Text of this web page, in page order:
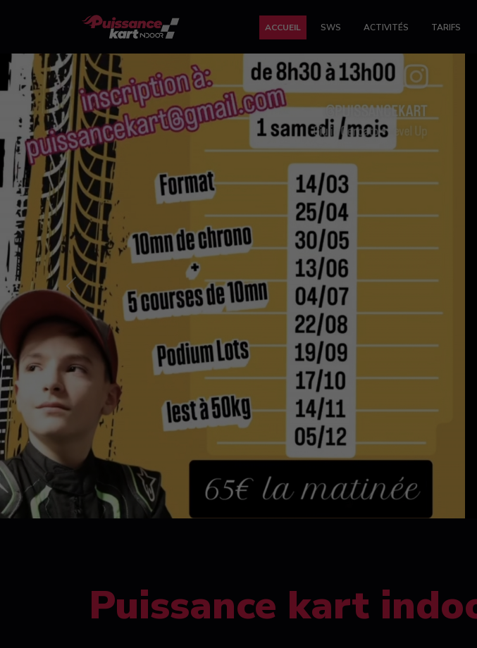
ACCUEIL SWS ACTIVITÉS TARIFS
Previous
Puissance kart